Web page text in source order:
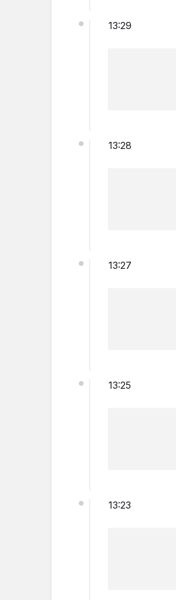
13:29
13:28
13:27
13:25
13:23